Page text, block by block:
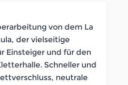
von dem La
der vielseitige
Einsteiger und für den
Schneller und
neutrale